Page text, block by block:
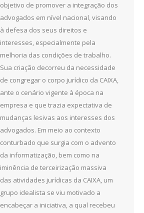
objetivo de promover a integração dos
advogados em nível nacional, visando
à defesa dos seus direitos e
interesses, especialmente pela
melhoria das condições de trabalho.
Sua criação decorreu da necessidade
de congregar o corpo jurídico da CAIXA,
ante o cenário vigente à época na
empresa e que trazia expectativa de
mudanças lesivas aos interesses dos
advogados. Em meio ao contexto
conturbado que surgia com o advento
da informatização, bem como na
iminência de terceirização massiva
das atividades jurídicas da CAIXA, um
grupo idealista se viu motivado a
encabeçar a iniciativa, a qual recebeu